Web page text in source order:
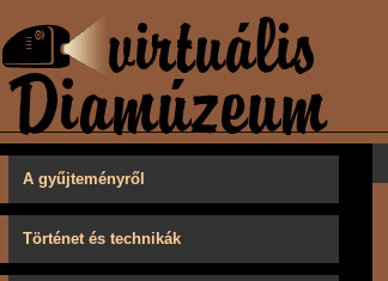
A gyűjteményről
Történet és technikák